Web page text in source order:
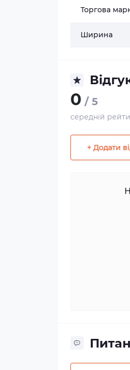
Торгова
Ширина
0 / 5
середній
+ Додати